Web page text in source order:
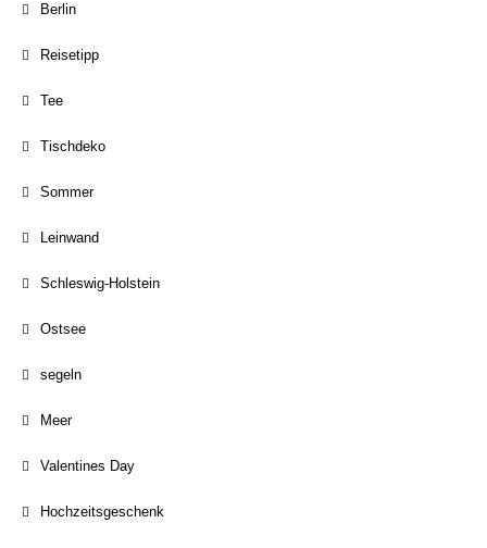
Berlin
Reisetipp
Tee
Tischdeko
Sommer
Leinwand
Schleswig-Holstein
Ostsee
segeln
Meer
Valentines Day
Hochzeitsgeschenk